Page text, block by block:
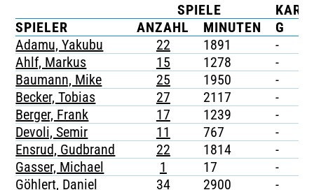
TICKETING
SPIELE
SPIELER
ANZAHL MINUTEN G
Adamu, Yakubu
22 1891 -
Ahlf, Markus
15 1278 -
Baumann, Mike
25 1950 -
Becker, Tobias
27 2117 -
Berger, Frank
17 1239 -
Devoli, Semir
11 767 -
Ensrud, Gudbrand
22 1814 -
Gasser, Michael
1 17 -
Göhlert, Daniel
34 2900 -